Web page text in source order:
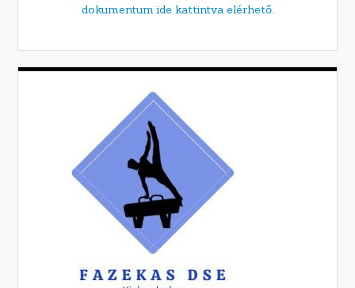
dokumentum ide kattintva elérhető.